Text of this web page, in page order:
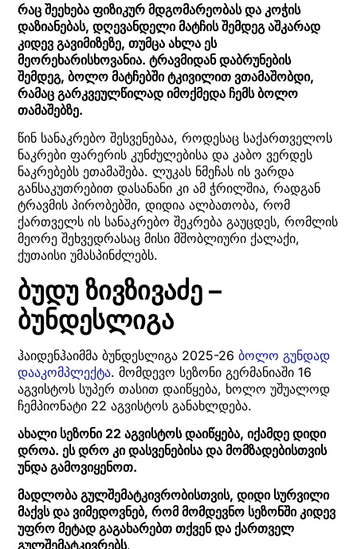
რაც შეეხება ფიზიკურ მდგომარეობას და კოჭის
დაზიანებას, დღევანდელი მატჩის შემდეგ აშკარად
კიდევ გავიმიზეზე, თუმცა ახლა ეს
მეორეხარისხოვანია. ტრავმიდან დაბრუნების
შემდეგ, ბოლო მატჩებში ტკივილით ვთამაშობდი,
რამაც გარკვეულწილად იმოქმედა ჩემს ბოლო
თამაშებზე.
წინ სანაკრებო შესვენებაა, როდესაც საქართველოს
ნაკრები ფარერის კუნძულებისა და კაბო ვერდეს
ნაკრებებს ეთამაშება. ლუკას ნმეჩას ის ვარდა
განსაკუთრებით დასანანი კი ამ ჭრილშია, რადგან
ტრავმის პირობებში, დიდია ალბათობა, რომ
ქართველს ის სანაკრებო შეკრება გაუცდეს, რომლის
მეორე შეხვედრასაც მისი მშობლიური ქალაქი,
ქუთაისი უმასპინძლებს.
ბუდუ ზივზივაძე –
ბუნდესლიგა
ჰაიდენჰაიმმა ბუნდესლიგა 2025-26 ბოლო გუნდად
დააკომპლექტა. მომდევო სეზონი გერმანიაში 16
აგვისტოს სუპერ თასით დაიწყება, ხოლო უშუალოდ
ჩემპიონატი 22 აგვისტოს განახლდება.
ახალი სეზონი 22 აგვისტოს დაიწყება, იქამდე დიდი
დროა. ეს დრო კი დასვენებისა და მომზადებისთვის
უნდა გამოვიყენოთ.
მადლობა გულშემატკივრობისთვის, დიდი სურვილი
მაქვს და ვიმედოვნებ, რომ მომდევნო სეზონში კიდევ
უფრო მეტად გაგახარებთ თქვენ და ქართველ
გულშემატკივრებს.